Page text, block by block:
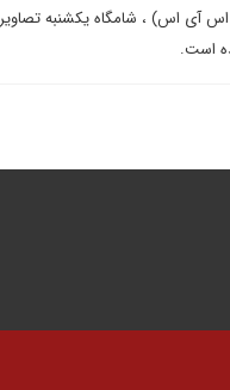
آی اس) ، شامگاه یکشنبه تصاویر
است.